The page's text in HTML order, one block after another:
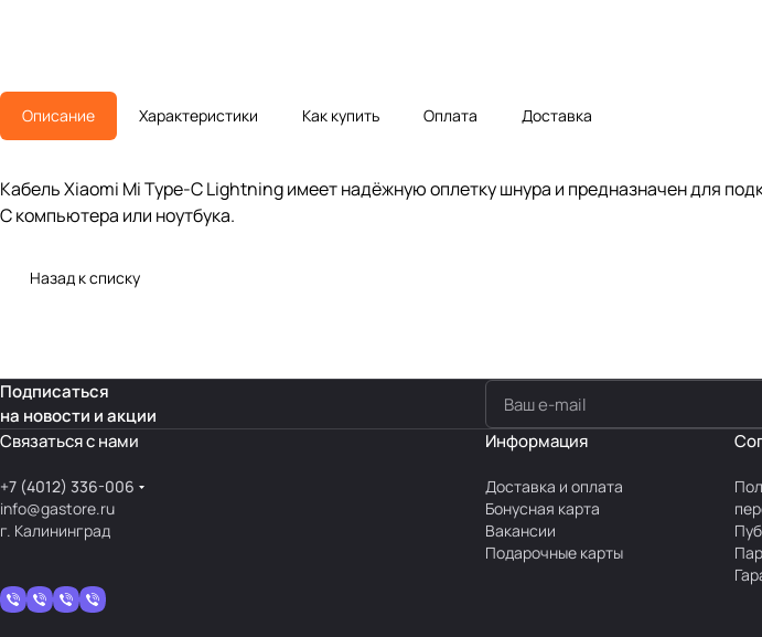
Описание Характеристики Как купить Оплата Доставка
Кабель Xiaomi Mi Type-C Lightning имеет надёжную оплетку шнура и предназначен для
C компьютера или ноутбука.
Назад к списку
Подписаться
на новости и акции
Связаться с нами
+7 (4012) 336-006
info@gastore.ru
г. Калининград
Информация
Доставка и оплата
Бонусная карта
Вакансии
Подарочные карты